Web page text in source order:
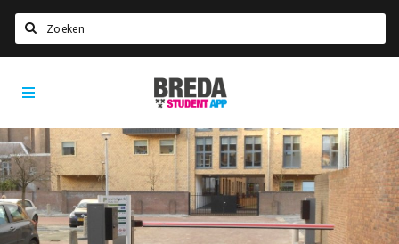
HOME
STUDYING
Welcome in Breda
Student associations
Breda
Student